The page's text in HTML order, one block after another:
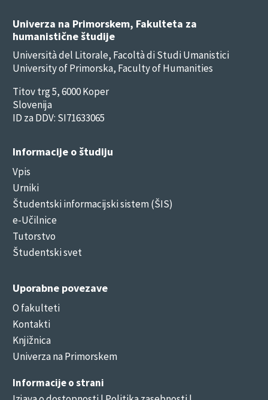
Univerza na Primorskem, Fakulteta za
humanistične študije
Università del Litorale, Facoltà di Studi Umanistici
University of Primorska, Faculty of Humanities
Titov trg 5, 6000 Koper
Slovenija
ID za DDV: SI71633065
Informacije o študiju
Vpis
Urniki
Študentski informacijski sistem (ŠIS)
e-Učilnice
Tutorstvo
Študentski svet
Uporabne povezave
O fakulteti
Kontakti
Knjižnica
Univerza na Primorskem
Informacije o strani